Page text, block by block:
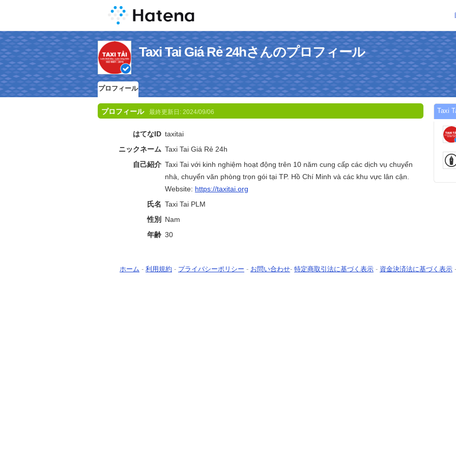
Taxi Tai Giá Rẻ 24hさんのプロフィール
プロフィール
プロフィール 最終更新日: 2024/09/06
はてなID taxitai
ニックネーム Taxi Tai Giá Rẻ 24h
自己紹介 Taxi Tai với kinh nghiệm hoạt động trên 10 năm cung cấp các dịch vụ chuyển
nhà, chuyển văn phòng trọn gói tại TP. Hồ Chí Minh và các khu vực lân cận.
Website: https://taxitai.org
氏名 Taxi Tai PLM
性別
Nam
年齢 30
Taxi
ホーム - 利用規約 - プライバシーポリシー - お問い合わせ- 特定商取引法に基づく表示 - 資金決済法に基づく表示 -